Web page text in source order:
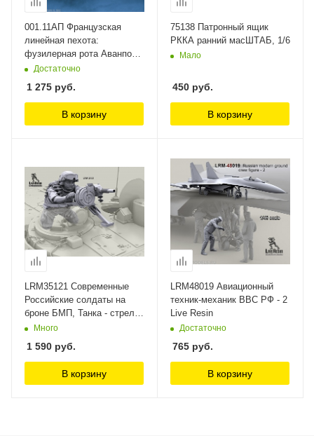
001.11АП Французская
линейная пехота:
фузилерная рота Аванпост,
28 мм
Достаточно
1 275 руб.
В корзину
75138 Патронный ящик
РККА ранний масШТАБ, 1/6
Мало
450 руб.
В корзину
LRM35121 Современные
Российские солдаты на
броне БМП, Танка - стрелок
ведет огонь из гранатомета
башне бронетехники Live
Resin, 1/35
Много
1 590 руб.
В корзину
LRM48019 Авиационный
техник-механик ВВС РФ - 2
Live Resin
Достаточно
765 руб.
В корзину